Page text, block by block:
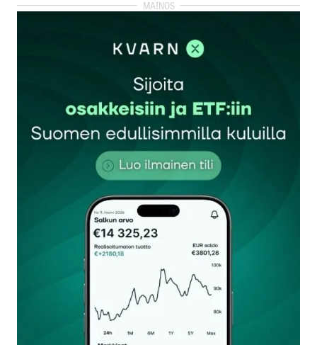
kirjautua
rekisteröityä
Sähköpostiosoitettasi ei julkaista.Pakolliset
kentät on merkitty*
Kommentti*
Nimesi tai nimimerkkisi